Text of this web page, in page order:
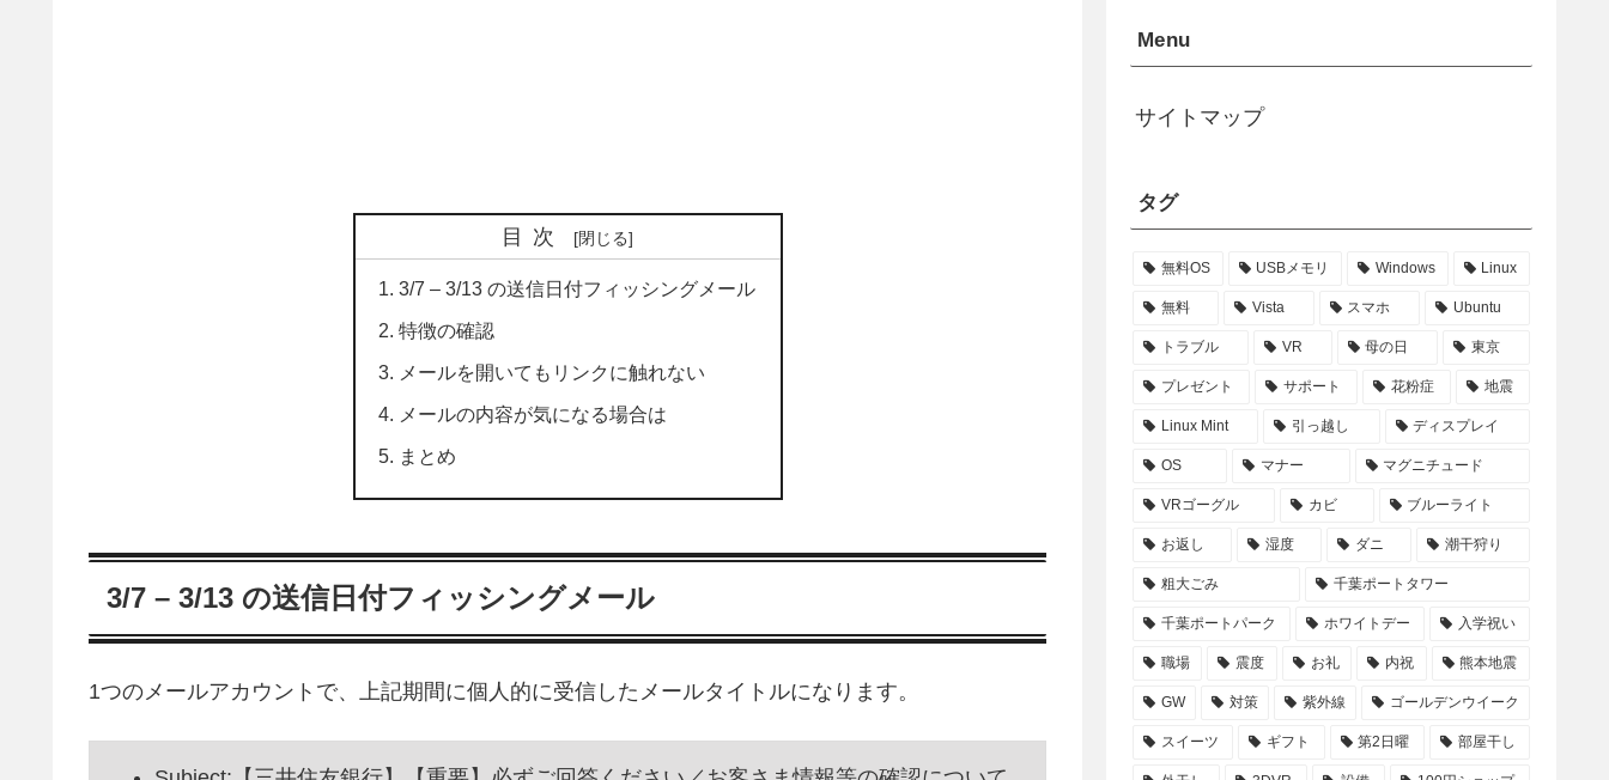
目次
3/7 – 3/13 の送信日付フィッシングメール
特徴の確認
メールを開いてもリンクに触れない
メールの内容が気になる場合は
まとめ
3/7 – 3/13 の送信日付フィッシングメール
1つのメールアカウントで、上記期間に個人的に受信したメールタイトルになります。
Menu
サイトマップ
タグ
無料OS USBメモリ Windows Linux
無料 Vista スマホ Ubuntu
トラブル VR 母の日 東京
プレゼント サポート 花粉症 地震
Linux Mint 引っ越し ディスプレイ
OS マナー マグニチュード
VRゴーグル カビ ブルーライト
お返し 湿度 ダニ 潮干狩り
粗大ごみ 千葉ポートタワー
千葉ポートパーク ホワイトデー 入学祝い
職場 震度 お礼 内祝 熊本地震
GW 対策 紫外線 ゴールデンウイーク
スイーツ ギフト 第2日曜 部屋干し